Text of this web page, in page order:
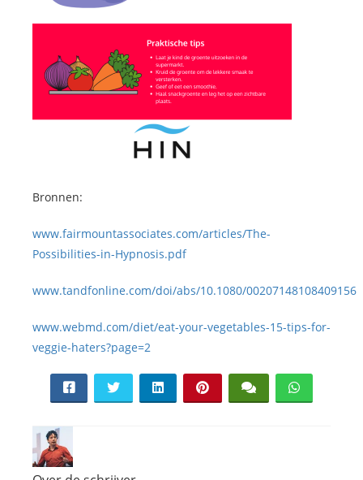
Bronnen:
www.fairmountassociates.com/articles/The-
Possibilities-in-Hypnosis.pdf
www.tandfonline.com/doi/abs/10.1080/00207148108409156
www.webmd.com/diet/eat-your-vegetables-15-tips-for-
veggie-haters?page=2